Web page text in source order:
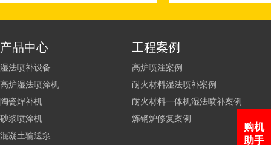
产品中心
湿法喷补设备
高炉湿法喷涂机
陶瓷焊补机
砂浆喷涂机
混凝土输送泵
工程案例
高炉喷注案例
耐火材料湿法喷补案例
耐火材料一体机湿法喷补案例
炼钢炉修复案例
购机
助手